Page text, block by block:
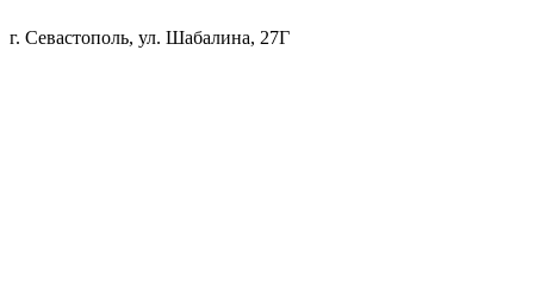
г. Севастополь, ул. Шабалина, 27Г